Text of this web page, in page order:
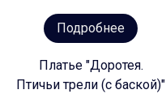
Подробнее
Платье "Доротея.
Птичьи трели (с баской)"